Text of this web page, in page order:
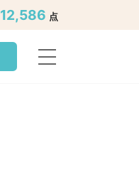
12,586 点